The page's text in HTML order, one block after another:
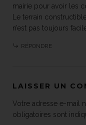
mairie pour avoir les
Le terrain
n’est pas toujours
RÉPONDRE
LAISSER UN
Votre adresse e-mail
obligatoires sont